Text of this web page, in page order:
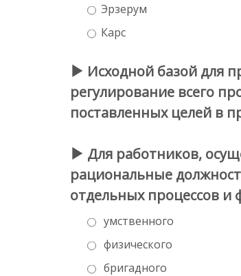
Эрзерум
Карс
Исходной базой для
регулирование всего
поставленных целей в
Для работников,
рациональные
отдельных процессов и
умственного
физического
бригадного